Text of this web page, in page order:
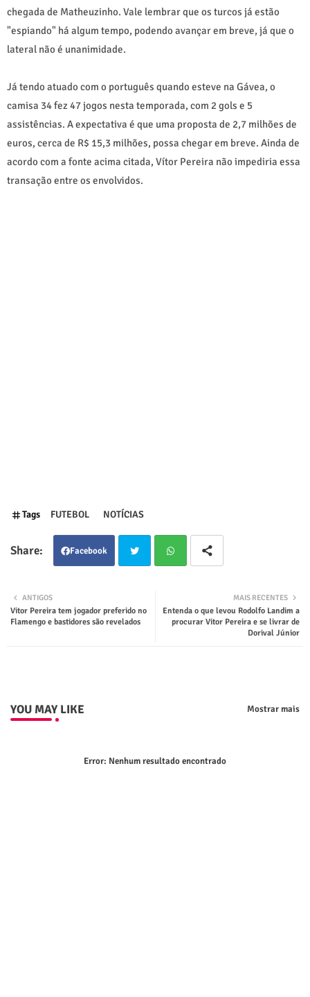
chegada de Matheuzinho. Vale lembrar que os turcos já estão
"espiando" há algum tempo, podendo avançar em breve, já que o
lateral não é unanimidade.
Já tendo atuado com o português quando esteve na Gávea, o
camisa 34 fez 47 jogos nesta temporada, com 2 gols e 5
assistências. A expectativa é que uma proposta de 2,7 milhões de
euros, cerca de R$ 15,3 milhões, possa chegar em breve. Ainda de
acordo com a fonte acima citada, Vítor Pereira não impediria essa
transação entre os envolvidos.
Tags FUTEBOL NOTÍCIAS
Facebook
ter tsap
MAIS RECENTES
Entenda o que levou Rodolfo Landim a
procurar Vitor Pereira e se livrar de
Dorival Júnior
ANTIGOS
Vitor Pereira tem jogador preferido no
Flamengo e bastidores são revelados
YOU MAY LIKE Mostrar mais
Error: Nenhum resultado encontrado